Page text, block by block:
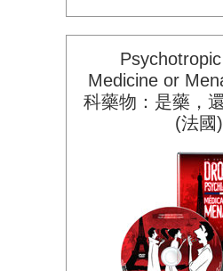
Medicine or
科藥物：是藥，
(法國)